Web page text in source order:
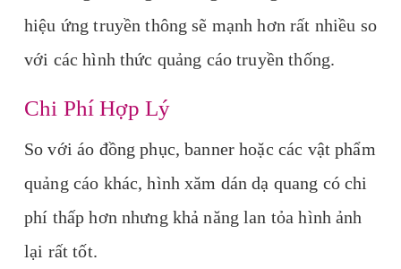
hiệu ứng truyền thông sẽ mạnh hơn rất nhiều so
với các hình thức quảng cáo truyền thống.
Chi Phí Hợp Lý
So với áo đồng phục, banner hoặc các vật phẩm
quảng cáo khác, hình xăm dán dạ quang có chi
phí thấp hơn nhưng khả năng lan tỏa hình ảnh
lại rất tốt.